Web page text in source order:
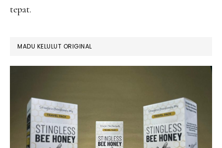
tepat.
MADU KELULUT ORIGINAL